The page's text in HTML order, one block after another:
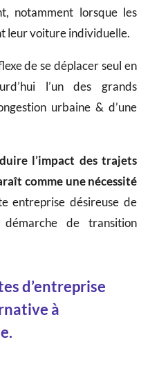
notamment lorsque les
leur voiture individuelle.
de se déplacer seul en
l’un des grands
urbaine & d’une
l’impact des trajets
comme une nécessité
entreprise désireuse de
démarche de transition
d’entreprise
à